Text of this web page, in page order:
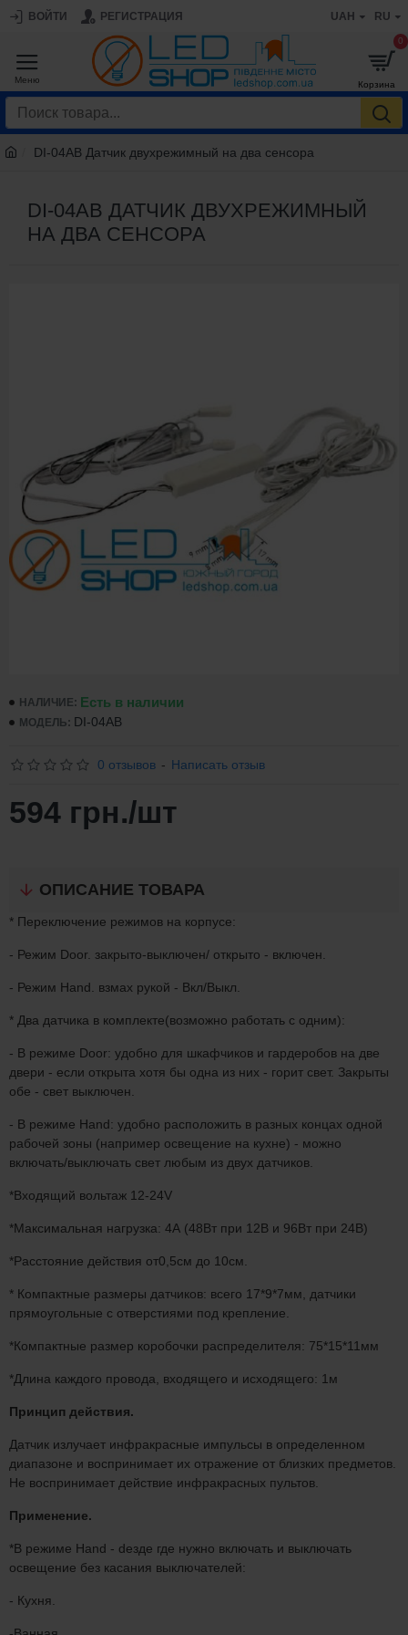
ВОЙТИ РЕГИСТРАЦИЯ UAH RU
0
DI-04AB Датчик двухрежимный на два сенсора
DI-04AB ДАТЧИК ДВУХРЕЖИМНЫЙ
НА ДВА СЕНСОРА
НАЛИЧИЕ: Есть в наличии
МОДЕЛЬ: DI-04AB
0 отзывов - Написать отзыв
594 грн./шт
ОПИСАНИЕ ТОВАРА
* Переключение режимов на корпусе:
- Режим Door. закрыто-выключен/ открыто - включен.
- Режим Hand. взмах рукой - Вкл/Выкл.
* Два датчика в комплекте(возможно работать с одним):
- В режиме Door: удобно для шкафчиков и гардеробов на две
двери - если открыта хотя бы одна из них - горит свет. Закрыты
обе - свет выключен.
- В режиме Hand: удобно расположить в разных концах одной
рабочей зоны (например освещение на кухне) - можно
включать/выключать свет любым из двух датчиков.
*Входящий вольтаж 12-24V
*Максимальная нагрузка: 4А (48Вт при 12В и 96Вт при 24В)
*Расстояние действия от0,5см до 10см.
* Компактные размеры датчиков: всего 17*9*7мм, датчики
прямоугольные с отверстиями под крепление.
*Компактные размер коробочки распределителя: 75*15*11мм
*Длина каждого провода, входящего и исходящего: 1м
Принцип действия.
Датчик излучает инфракрасные импульсы в определенном
диапазоне и воспринимает их отражение от близких предметов.
Не воспринимает действие инфракрасных пультов.
Применение.
*В режиме Hand - dезде где нужно включать и выключать
освещение без касания выключателей:
- Кухня.